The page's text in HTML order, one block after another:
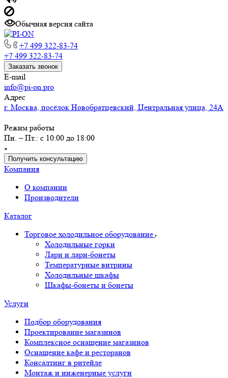
Обычная версия сайта
+7 499 322-83-74
+7 499 322-83-74
Заказать звонок
E-mail
info@pi-on.pro
Адрес
г. Москва, посёлок Новобратцевский, Центральная улица, 24А
Режим работы
Пн. – Пт.: с 10:00 до 18:00
Получить консультацию
Компания
О компании
Производители
Каталог
Торговое холодильное оборудование
Холодильные горки
Лари и лари-бонеты
Температурные витрины
Холодильные шкафы
Шкафы-бонеты и бонеты
Услуги
Подбор оборудования
Проектирование магазинов
Комплексное оснащение магазинов
Оснащение кафе и ресторанов
Консалтинг в ритейле
Монтаж и инженерные услуги